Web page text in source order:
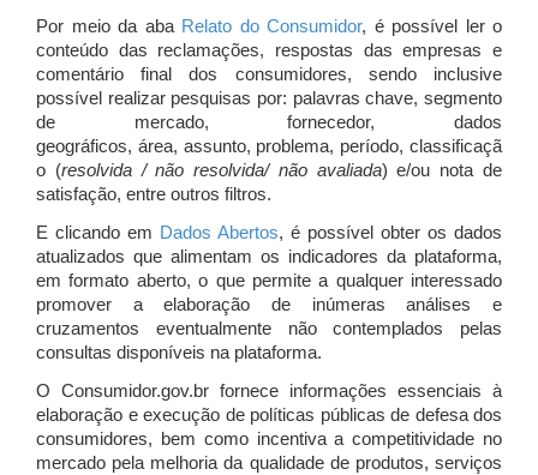
Por meio da aba Relato do Consumidor, é possível ler o
conteúdo das reclamações, respostas das empresas e
comentário final dos consumidores, sendo inclusive
possível realizar pesquisas por: palavras chave, segmento
de mercado, fornecedor, dados
geográficos, área, assunto, problema, período, classificaçã
o (resolvida / não resolvida/ não avaliada) e/ou nota de
satisfação, entre outros filtros.
E clicando em Dados Abertos, é possível obter os dados
atualizados que alimentam os indicadores da plataforma,
em formato aberto, o que permite a qualquer interessado
promover a elaboração de inúmeras análises e
cruzamentos eventualmente não contemplados pelas
consultas disponíveis na plataforma.
O Consumidor.gov.br fornece informações essenciais à
elaboração e execução de políticas públicas de defesa dos
consumidores, bem como incentiva a competitividade no
mercado pela melhoria da qualidade de produtos, serviços